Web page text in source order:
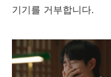
기기를 거부합니다.